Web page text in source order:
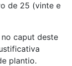
de 25 (vinte e
caput deste
plantio.